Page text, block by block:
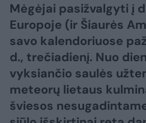
Mėgėjai pasižvalgyti į
Europoje (ir Šiaurės
savo kalendoriuose
d., trečiadienį. Nuo
vyksiančio saulės
meteorų lietaus
šviesos